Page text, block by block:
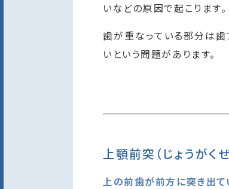
いなどの原因で起こります。
歯が重なっている部分は歯
いという問題があります。
上顎前突（じょうがく
上の前歯が前方に突き出